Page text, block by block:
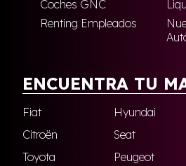
Coches GNC
Renting Empleados
ENCUENTRA TU
Fiat Hyundai
Citroën
Seat
Toyota
Peugeot